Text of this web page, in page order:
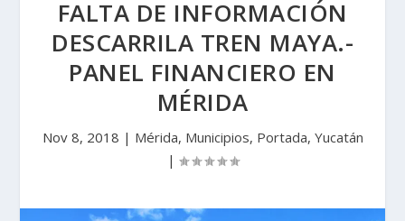
FALTA DE INFORMACIÓN
DESCARRILA TREN MAYA.-
PANEL FINANCIERO EN
MÉRIDA
Nov 8, 2018 | Mérida, Municipios, Portada, Yucatán
|